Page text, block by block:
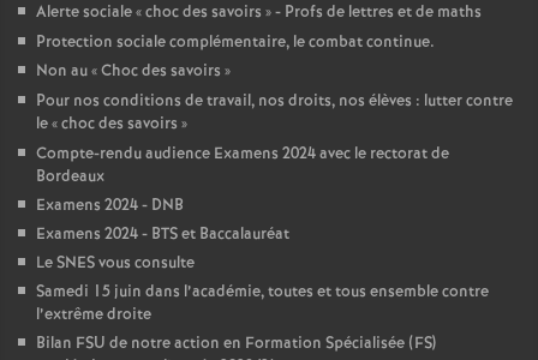
r
é
O
l
Alerte sociale «choc des savoirs » - Profs de lettres et de maths
Protection sociale complémentaire, le combat continue.
Non au «Choc des savoirs »
Pour nos conditions de travail, nos droits, nos élèves : lutter contre
le «choc des savoirs »
Compte-rendu audience Examens 2024 avec le rectorat de
Bordeaux
Examens 2024 - DNB
Examens 2024 - BTS et Baccalauréat
Le SNES vous consulte
Samedi 15 juin dans l’académie, toutes et tous ensemble contre
l’extrême droite
Bilan FSU de notre action en Formation Spécialisée (FS)